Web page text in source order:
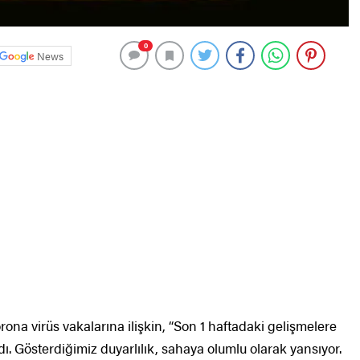
News
0
virüs vakalarına ilişkin, “Son 1 haftadaki gelişmelere
Gösterdiğimiz duyarlılık, sahaya olumlu olarak yansıyor.